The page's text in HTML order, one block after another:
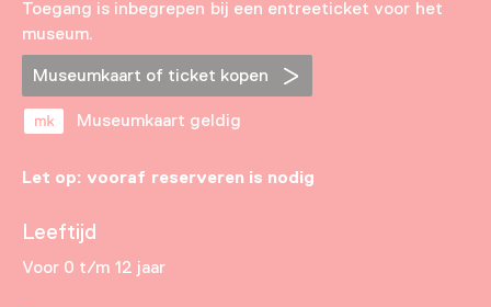
Toegang is inbegrepen bij een entreeticket voor het
museum.
Museumkaart of ticket kopen
Museumkaart geldig
Let op: vooraf reserveren is nodig
Leeftijd
Voor 0 t/m 12 jaar